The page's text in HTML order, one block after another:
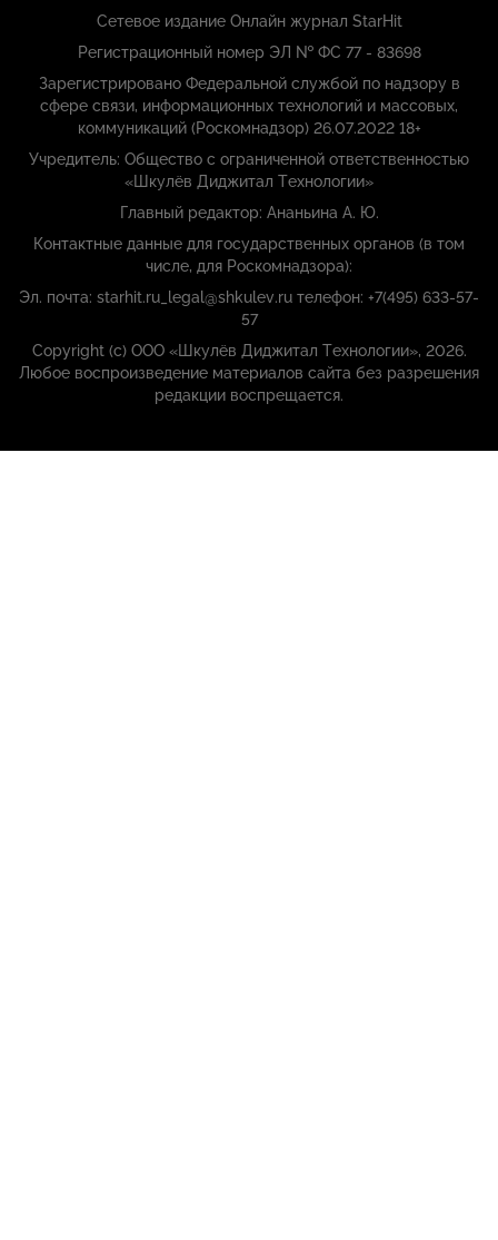
Сетевое издание Онлайн журнал StarHit
Регистрационный номер ЭЛ № ФС 77 - 83698
Зарегистрировано Федеральной службой по надзору в
сфере связи, информационных технологий и массовых,
коммуникаций (Роскомнадзор) 26.07.2022 18+
Учредитель: Общество с ограниченной ответственностью
«Шкулёв Диджитал Технологии»
Главный редактор: Ананьина А. Ю.
Контактные данные для государственных органов (в том
числе, для Роскомнадзора):
Эл. почта: starhit.ru_legal@shkulev.ru телефон: +7(495) 633-57-
57
Copyright (с) ООО «Шкулёв Диджитал Технологии», 2026.
Любое воспроизведение материалов сайта без разрешения
редакции воспрещается.